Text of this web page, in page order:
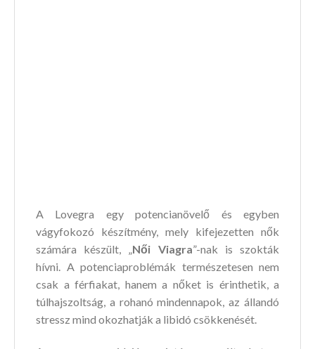
A Lovegra egy potencianövelő és egyben
vágyfokozó készítmény, mely kifejezetten nők
számára készült, „Női Viagra”-nak is szokták
hívni. A potenciaproblémák természetesen nem
csak a férfiakat, hanem a nőket is érinthetik, a
túlhajszoltság, a rohanó mindennapok, az állandó
stressz mind okozhatják a libidó csökkenését.